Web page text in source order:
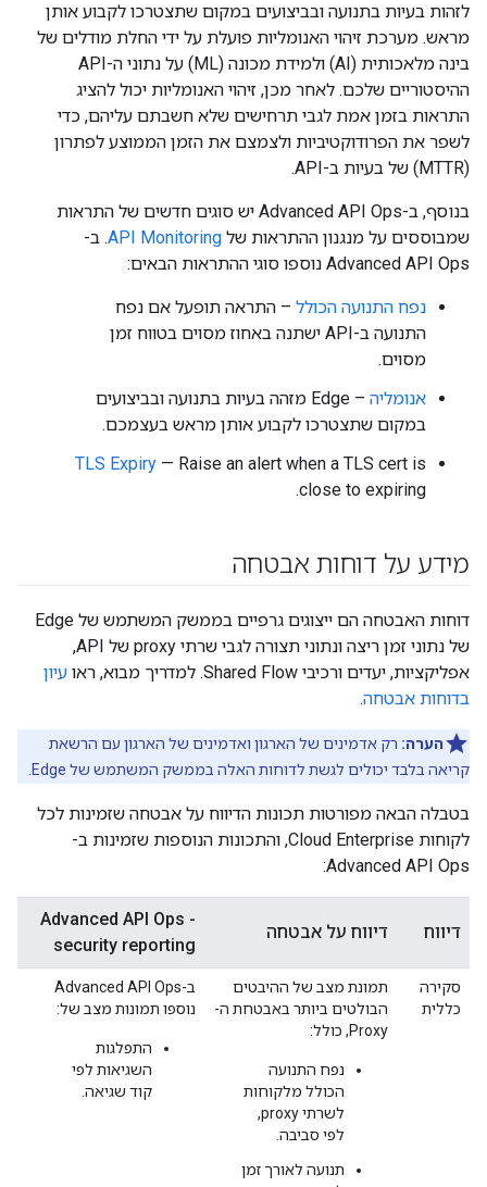
לזהות בעיות בתנועה ובביצועים במקום שתצטרכו לקבוע אותן
מראש. מערכת זיהוי האנומליות פועלת על ידי החלת מודלים של
בינה מלאכותית (AI) ולמידת מכונה (ML) על נתוני ה-API
ההיסטוריים שלכם. לאחר מכן, זיהוי האנומליות יכול להציג
התראות בזמן אמת לגבי תרחישים שלא חשבתם עליהם, כדי
לשפר את הפרודוקטיביות ולצמצם את הזמן הממוצע לפתרון
(MTTR) של בעיות ב-API.
בנוסף, ב-Advanced API Ops יש סוגים חדשים של התראות
שמבוססים על מנגנון ההתראות של API Monitoring. ב-
Advanced API Ops נוספו סוגי ההתראות הבאים:
נפח התנועה הכולל – התראה תופעל אם נפח
התנועה ב-API ישתנה באחוז מסוים בטווח זמן
מסוים.
אנומליה
– ‫Edge מזהה בעיות בתנועה ובביצועים
במקום שתצטרכו לקבוע אותן מראש בעצמכם.
TLS Expiry — Raise an alert when a TLS cert is
close to expiring.
מידע על דוחות אבטחה
דוחות האבטחה הם ייצוגים גרפיים בממשק המשתמש של Edge
של נתוני זמן ריצה ונתוני תצורה לגבי שרתי proxy של API,
אפליקציות, יעדים ורכיבי Shared Flow. למדריך מבוא, ראו
עיון
בדוחות אבטחה.
הערה: רק אדמינים של הארגון ואדמינים של הארגון עם הרשאת
קריאה בלבד יכולים לגשת לדוחות האלה בממשק המשתמש של Edge.
בטבלה הבאה מפורטות תכונות הדיווח על אבטחה שזמינות לכל
לקוחות Cloud Enterprise, והתכונות הנוספות שזמינות ב-
Advanced API Ops:
דיווח דיווח על אבטחה
Advanced API Ops -
security reporting
סקירה
כללית
תמונת מצב של ההיבטים
הבולטים ביותר באבטחת ה-
Proxy, כולל:
נפח התנועה
הכולל מלקוחות
לשרתי proxy,
לפי סביבה.
תנועה לאורך זמן
ב-Advanced API Ops
נוספו תמונות מצב של:
התפלגות
השגיאות לפי
קוד שגיאה.